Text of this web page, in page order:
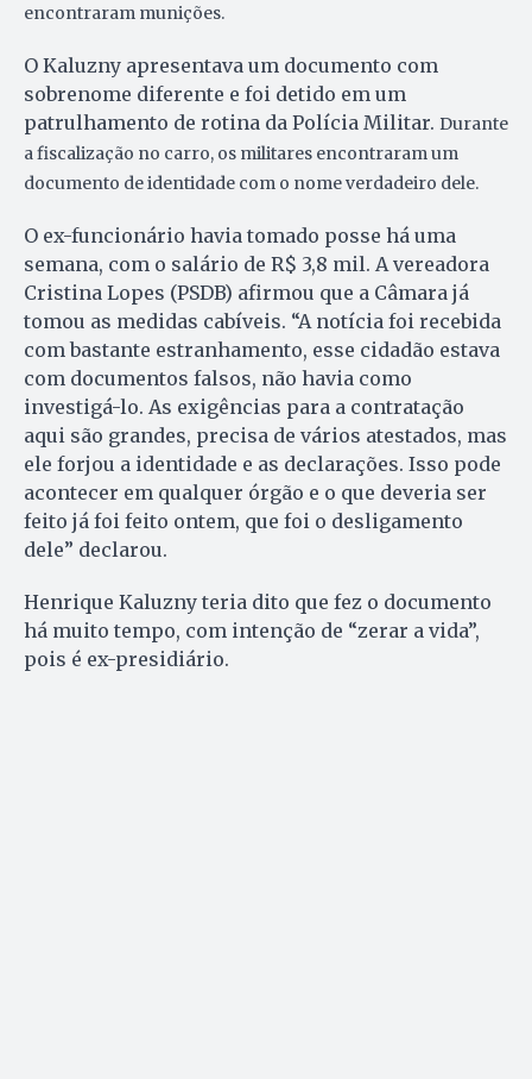
encontraram munições.
O Kaluzny apresentava um documento com
sobrenome diferente e foi detido em um
patrulhamento de rotina da Polícia Militar. Durante
a fiscalização no carro, os militares encontraram um
documento de identidade com o nome verdadeiro dele.
O ex-funcionário havia tomado posse há uma
semana, com o salário de R$ 3,8 mil. A vereadora
Cristina Lopes (PSDB) afirmou que a Câmara já
tomou as medidas cabíveis. “A notícia foi recebida
com bastante estranhamento, esse cidadão estava
com documentos falsos, não havia como
investigá-lo. As exigências para a contratação
aqui são grandes, precisa de vários atestados, mas
ele forjou a identidade e as declarações. Isso pode
acontecer em qualquer órgão e o que deveria ser
feito já foi feito ontem, que foi o desligamento
dele” declarou.
Henrique Kaluzny teria dito que fez o documento
há muito tempo, com intenção de “zerar a vida”,
pois é ex-presidiário.